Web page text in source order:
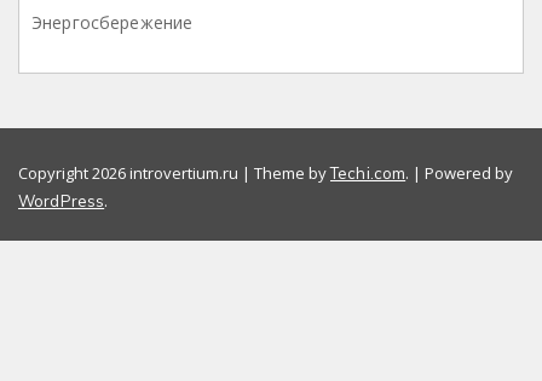
Энергосбережение
Copyright 2026 introvertium.ru | Theme byTechi.com. | Powered by
WordPress.